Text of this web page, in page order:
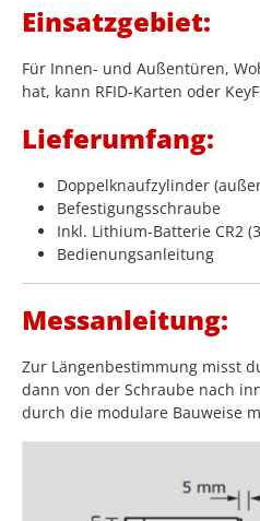
Einsatzgebiet:
Für Innen- und Außentüren,
hat, kann RFID-Karten oder
Lieferumfang:
Doppelknaufzylinder
Befestigungsschraube
Inkl. Lithium-Batterie CR2
Bedienungsanleitung
Messanleitung:
Zur Längenbestimmung misst
dann von der Schraube nach
durch die modulare Bauweise